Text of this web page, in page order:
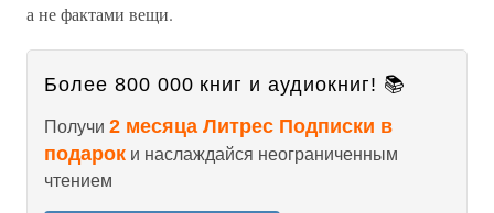
а не фактами вещи.
Более 800 000 книг и аудиокниг! 📚
Получи 2 месяца Литрес Подписки в
подарок и наслаждайся неограниченным
чтением